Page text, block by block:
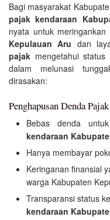
Bagi masyarakat
pajak kendaraan
nyata untuk
Kepulauan Aru dan
pajak mengetahui
dalam melunasi
dirasakan:
Penghapusan Denda
Bebas denda
kendaraan
Hanya membayar
Keringanan finansial
warga Kabupaten
Transparansi status
kendaraan